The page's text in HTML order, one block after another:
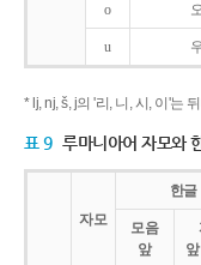
o
u
* lj, nj, š, j의 '리, 니, 시, 이'는
표 9 루마니아어 자모와
자모
한글
모음
앞